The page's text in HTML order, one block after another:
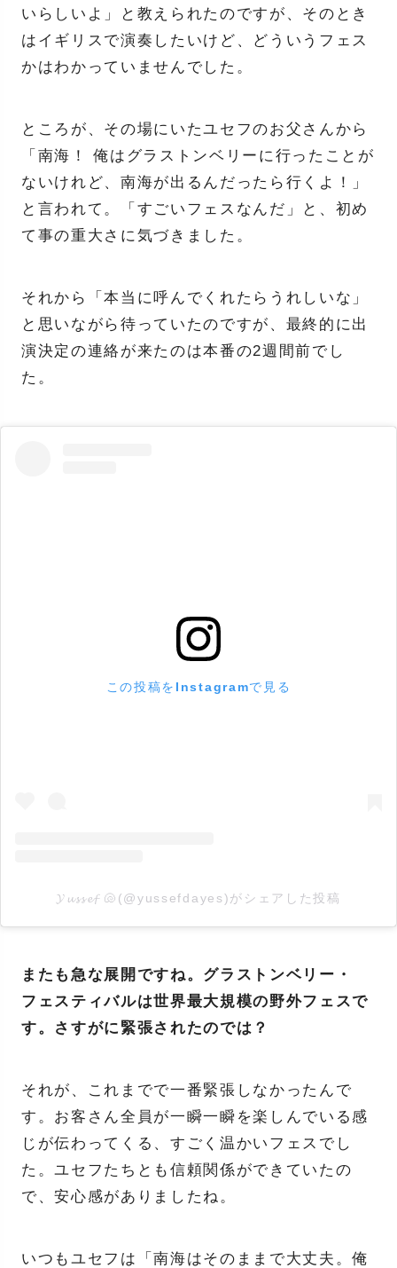
いらしいよ」と教えられたのですが、そのとき
はイギリスで演奏したいけど、どういうフェス
かはわかっていませんでした。
ところが、その場にいたユセフのお父さんから
「南海！ 俺はグラストンベリーに行ったことが
ないけれど、南海が出るんだったら行くよ！」
と言われて。「すごいフェスなんだ」と、初め
て事の重大さに気づきました。
それから「本当に呼んでくれたらうれしいな」
と思いながら待っていたのですが、最終的に出
演決定の連絡が来たのは本番の2週間前でし
た。
この投稿をInstagramで見る
𝓨𝓾𝓼𝓼𝓮𝓯 🐚(@yussefdayes)がシェアした投稿
またも急な展開ですね。グラストンベリー・
フェスティバルは世界最大規模の野外フェスで
す。さすがに緊張されたのでは？
それが、これまでで一番緊張しなかったんで
す。お客さん全員が一瞬一瞬を楽しんでいる感
じが伝わってくる、すごく温かいフェスでし
た。ユセフたちとも信頼関係ができていたの
で、安心感がありましたね。
いつもユセフは「南海はそのままで大丈夫。俺